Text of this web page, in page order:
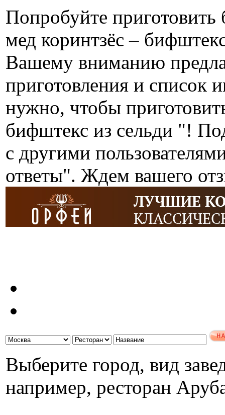
Попробуйте
мед коринтзёс –
Вашему вниманию
приготовления и список
нужно, чтобы
бифштекс из сельди "!
с другими
ответы". Ждем вашего
Выберите город, вид
например, ресторан